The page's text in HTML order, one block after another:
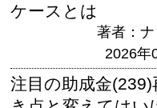
ケースとは
著者：
2026年
注目の助成金